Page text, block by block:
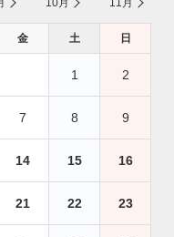
10月 11月
金 土 日
1 2
7 8 9
14 15 16
21 22 23